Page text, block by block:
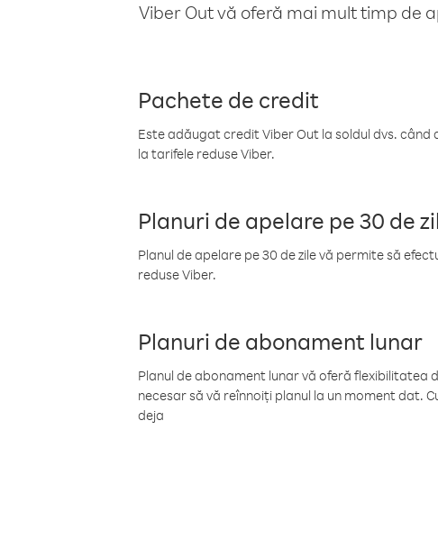
Viber Out vă oferă mai mult timp de
Pachete de credit
Este adăugat credit Viber Out la soldul dvs.
la tarifele reduse Viber.
Planuri de apelare pe 30 de
Planul de apelare pe 30 de zile vă permite să
reduse Viber.
Planuri de abonament lunar
Planul de abonament lunar vă oferă flexibilitatea
necesar să vă reînnoiți planul la un moment dat.
deja